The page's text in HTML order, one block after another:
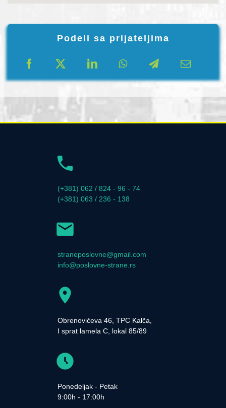
Podeli sa prijateljima
(+381) 062 / 824 - 96 - 74
(+381) 063 / 236 - 138
straneposlovne@gmail.com
info@poslovne-strane.rs
Obrenovićeva 46, TPC Kalča,
I sprat lamela C, lokal 85/89
Ponedeljak - Petak
9:00h - 17:00h